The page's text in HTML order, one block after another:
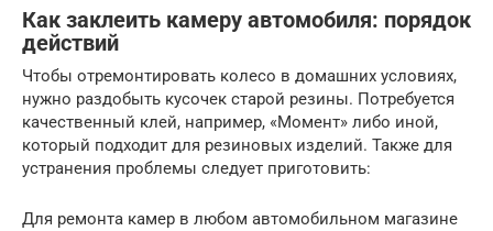
Как заклеить камеру автомобиля: порядок
действий
Чтобы отремонтировать колесо в домашних условиях,
нужно раздобыть кусочек старой резины. Потребуется
качественный клей, например, «Момент» либо иной,
который подходит для резиновых изделий. Также для
устранения проблемы следует приготовить:
Для ремонта камер в любом автомобильном магазине